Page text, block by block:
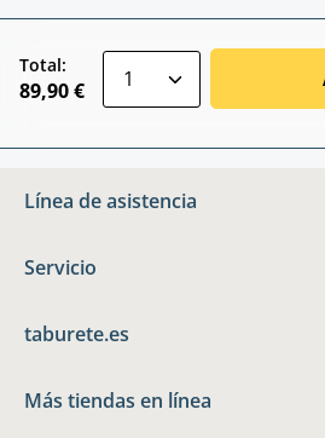
Total:
89,90 €
Línea de asistencia
Servicio
taburete.es
Más tiendas en línea